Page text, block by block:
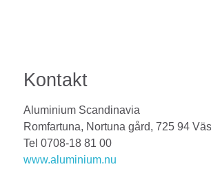
Kontakt
Aluminium Scandinavia
Romfartuna, Nortuna gård, 725 94
Tel 0708-18 81 00
www.aluminium.nu